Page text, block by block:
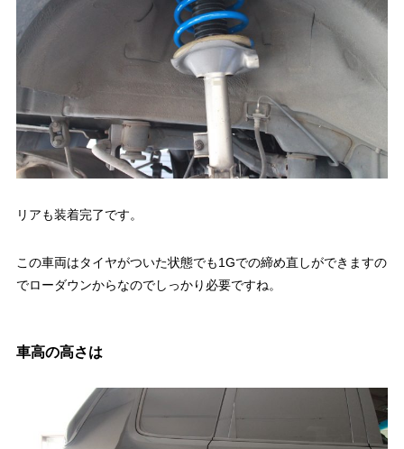
リアも装着完了です。
この車両はタイヤがついた状態でも1Gでの締め直しができますの
でローダウンからなのでしっかり必要ですね。
車高の高さは